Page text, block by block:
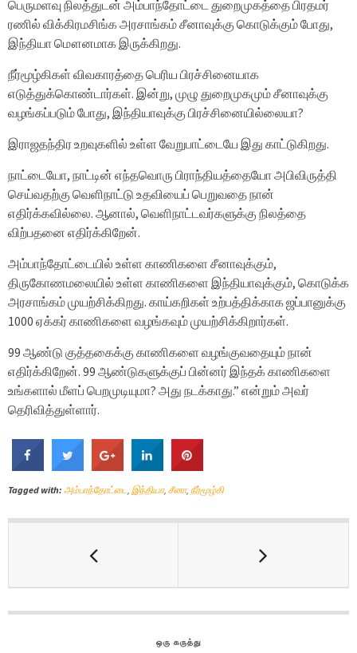
பெருமளவு நிலத்துடன் அம்பாந்தோட்டை துறைமுகத்தை பிரதமர்
ரணில் விக்கிரமசிங்க அரசாங்கம் சீனாவுக்கு கொடுக்கும் போது,
இந்தியா மௌனமாக இருக்கிறது.
நீர்மூழ்கிகள் விவகாரத்தை பெரிய பிரச்சினையாக
எடுத்துக்கொண்டார்கள். இன்று, முழு துறைமுகமும் சீனாவுக்கு
வழங்கப்படும் போது, இந்தியாவுக்கு பிரச்சினையில்லையா?
இராஜதந்திர உறவுகளில் உள்ள வேறுபாட்டையே இது காட்டுகிறது.
நாட்டையோ, நாட்டின் எந்தவொரு பிராந்தியத்தையோ அபிவிருத்தி
செய்வதற்கு வெளிநாட்டு உதவியைப் பெறுவதை நான்
எதிர்க்கவில்லை. ஆனால், வெளிநாட்டவர்களுக்கு நிலத்தை
விற்பதனை எதிர்க்கிறேன்.
அம்பாந்தோட்டையில் உள்ள காணிகளை சீனாவுக்கும்,
திருகோணமலையில் உள்ள காணிகளை இந்தியாவுக்கும், கொடுக்க
அரசாங்கம் முயற்சிக்கிறது. காய்கறிகள் உற்பத்திக்காக ஜப்பானுக்கு
1000 ஏக்கர் காணிகளை வழங்கவும் முயற்சிக்கிறார்கள்.
99 ஆண்டு குத்தகைக்கு காணிகளை வழங்குவதையும் நான்
எதிர்க்கிறேன். 99 ஆண்டுகளுக்குப் பின்னர் இந்தக் காணிகளை
உங்களால் மீளப் பெறமுடியுமா? அது நடக்காது.” என்றும் அவர்
தெரிவித்துள்ளார்.
Tagged with: அம்பாந்தோட்டை, இந்தியா, சீனா, நீர்மூழ்கி
ஒரு கருத்து